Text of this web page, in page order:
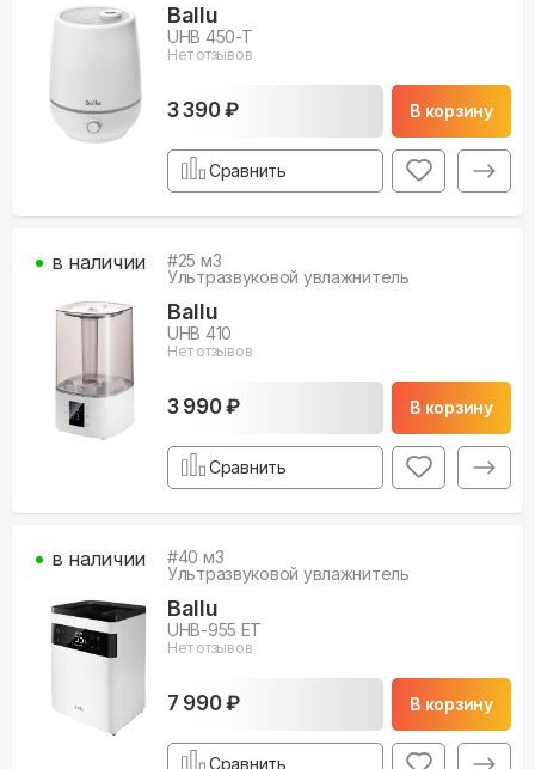
Ballu
UHB 450-T
Нет отзывов
3 390 ₽ В корзину
Сравнить
#25 м3
Ультразвуковой увлажнитель
Ballu
UHB 410
Нет отзывов
3 990 ₽ В корзину
в наличии
Сравнить
#40 м3
Ультразвуковой увлажнитель
Ballu
UHB-955 ET
Нет отзывов
7 990 ₽ В корзину
в наличии
Сравнить